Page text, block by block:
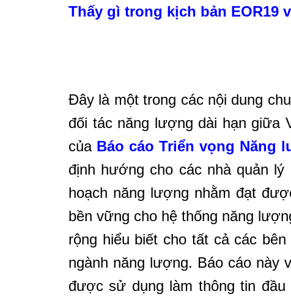
Thấy gì trong kịch bản EOR19
Đây là một trong các nội dung
đối tác năng lượng dài hạn giữa
của Báo cáo Triển vọng Năng
định hướng cho các nhà quản
hoạch năng lượng nhằm đạt
bền vững cho hệ thống năng
rộng hiểu biết cho tất cả các
ngành năng lượng. Báo cáo này
được sử dụng làm thông tin